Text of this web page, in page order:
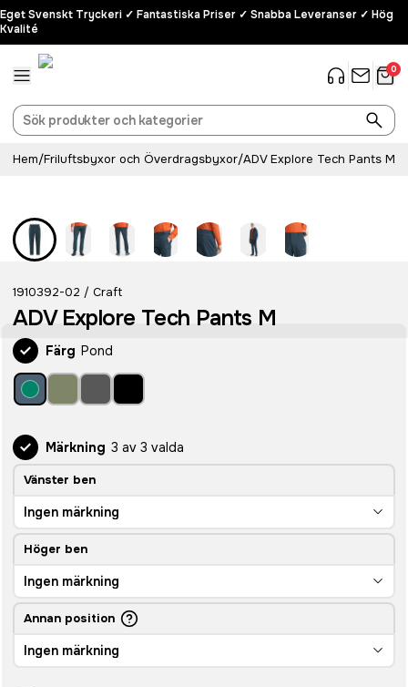
Eget Svenskt Tryckeri ✓ Fantastiska Priser ✓ Snabba Leveranser ✓ Hög
Kvalité
0
Hem/Friluftsbyxor och Överdragsbyxor/ADV Explore Tech Pants M
1910392-02 / Craft
ADV Explore Tech Pants M
Färg Pond
Märkning 3 av 3 valda
Vänster ben
Ingen märkning
Höger ben
Ingen märkning
Annan position
Ingen märkning